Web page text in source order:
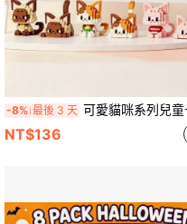
-8% 最後 3 天 可愛貓咪系列兒童卡通套裝，動物模型DIY積木，家居裝飾，毛絨填充娃娃（虎斑貓/三色貓/奶牛貓/黑貓/布偶貓/暹羅貓）生日/萬聖節
NT$136